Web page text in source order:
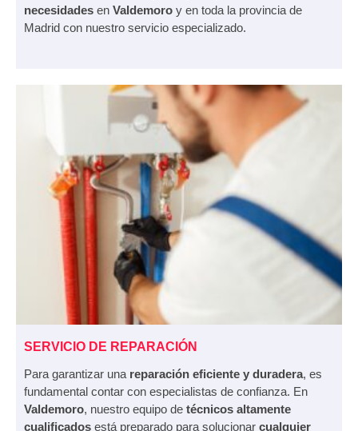
necesidades en Valdemoro y en toda la provincia de
Madrid con nuestro servicio especializado.
SERVICIO DE REPARACIÓN
Para garantizar una reparación eficiente y duradera, es
fundamental contar con especialistas de confianza. En
Valdemoro, nuestro equipo de técnicos altamente
cualificados está preparado para solucionar cualquier